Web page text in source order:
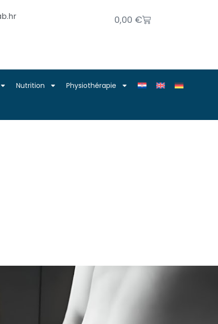
0,00 €
Nutrition Physiothérapie